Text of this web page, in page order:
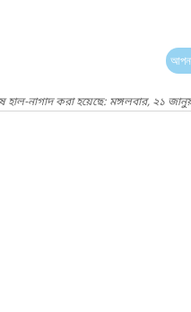
হাল-নাগাদ করা হয়েছে: মঙ্গলবার, ২১